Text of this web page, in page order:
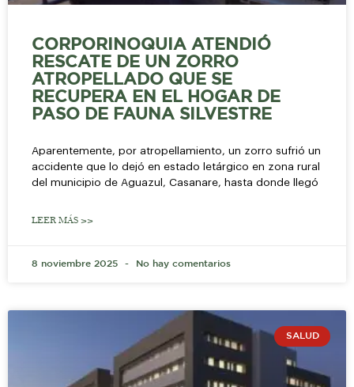
CORPORINOQUIA ATENDIÓ
RESCATE DE UN ZORRO
ATROPELLADO QUE SE
RECUPERA EN EL HOGAR DE
PASO DE FAUNA SILVESTRE
Aparentemente, por atropellamiento, un zorro sufrió un
accidente que lo dejó en estado letárgico en zona rural
del municipio de Aguazul, Casanare, hasta donde llegó
LEER MÁS >>
8 noviembre 2025 No hay comentarios
SALUD